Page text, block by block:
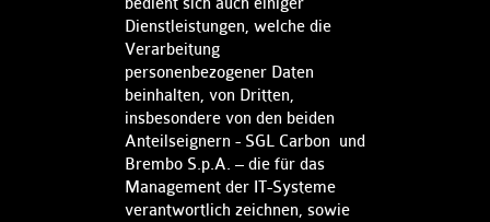
bedient sich auch einiger
Dienstleistungen, welche die
Verarbeitung
personenbezogener Daten
beinhalten, von Dritten,
insbesondere von den beiden
Anteilseignern - SGL Carbon und
Brembo S.p.A. – die für das
Management der IT-Systeme
verantwortlich zeichnen, sowie